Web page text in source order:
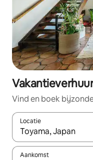
Vind en boek
Locatie
Wanneer er
Aankomst